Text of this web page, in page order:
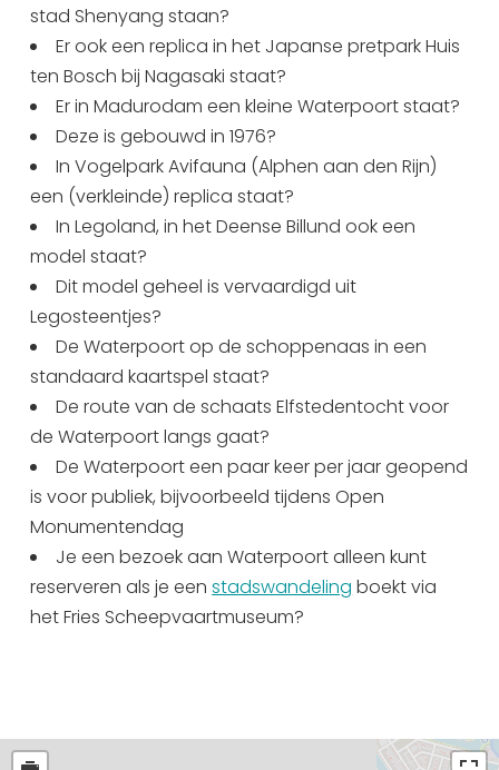
stad Shenyang staan?
Er ook een replica in het Japanse pretpark Huis
ten Bosch bij Nagasaki staat?
Er in Madurodam een kleine Waterpoort staat?
Deze is gebouwd in 1976?
In Vogelpark Avifauna (Alphen aan den Rijn)
een (verkleinde) replica staat?
In Legoland, in het Deense Billund ook een
model staat?
Dit model geheel is vervaardigd uit
Legosteentjes?
De Waterpoort op de schoppenaas in een
standaard kaartspel staat?
De route van de schaats Elfstedentocht voor
de Waterpoort langs gaat?
De Waterpoort een paar keer per jaar geopend
is voor publiek, bijvoorbeeld tijdens Open
Monumentendag
Je een bezoek aan Waterpoort alleen kunt
reserveren als je eenstadswandeling boekt via
het Fries Scheepvaartmuseum?